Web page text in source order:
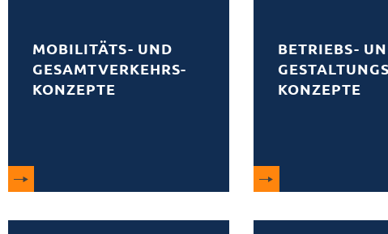
MOBILITÄTS- UND
GESAMTVERKEHRS­­­­
KONZEPTE
BETRIEBS-
KONZEPTE